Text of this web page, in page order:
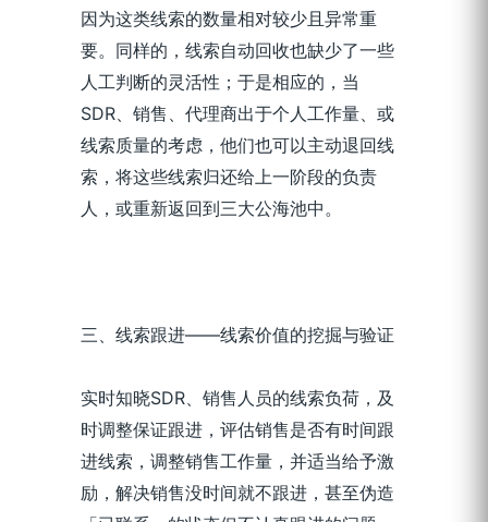
因为这类线索的数量相对较少且异常重
要。同样的，线索自动回收也缺少了一些
人工判断的灵活性；于是相应的，当
SDR、销售、代理商出于个人工作量、或
线索质量的考虑，他们也可以主动退回线
索，将这些线索归还给上一阶段的负责
人，或重新返回到三大公海池中。
三、线索跟进——线索价值的挖掘与验证
实时知晓SDR、销售人员的线索负荷，及
时调整保证跟进，评估销售是否有时间跟
进线索，调整销售工作量，并适当给予激
励，解决销售没时间就不跟进，甚至伪造